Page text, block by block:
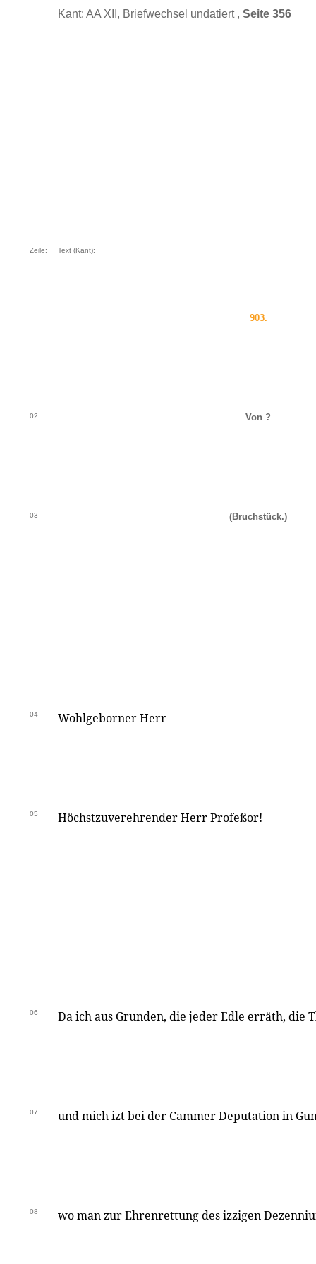
Kant: AA XII, Briefwechsel undatiert , Seite 356
Zeile: Text (Kant):
903.
02 Von ?
03 (Bruchstück.)
04 Wohlgeborner Herr
05 Höchstzuverehrender Herr Profeßor!
06 Da ich aus Grunden, die jeder Edle erräth, die
07 und mich izt bei der Cammer Deputation in
08 wo man zur Ehrenrettung des izzigen